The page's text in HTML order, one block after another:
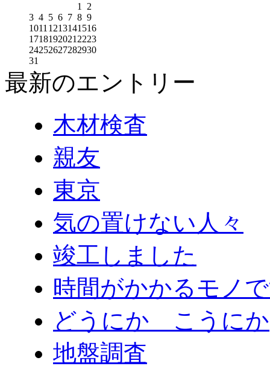
1
2
3 4 5 6 7 8 9
1011 1213141516
1718192021 2223
24252627282930
31
最新のエントリー
木材検査
親友
東京
気の置けない人々
竣工しました
時間がかかるモノ
どうにか こうにか
地盤調査